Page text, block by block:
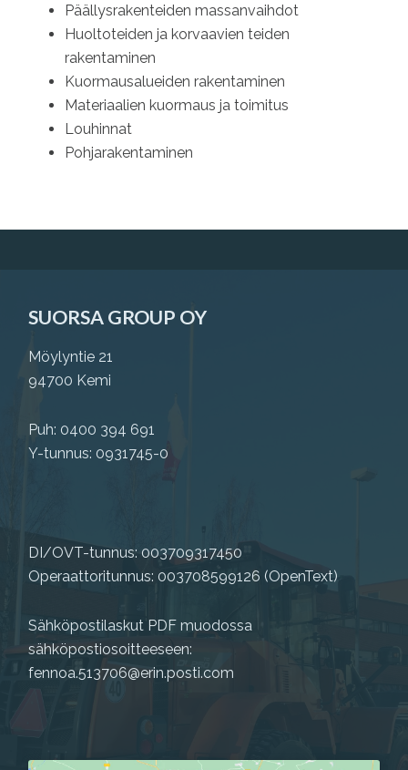
Päällysrakenteiden massanvaihdot
Huoltoteiden ja korvaavien teiden
rakentaminen
Kuormausalueiden rakentaminen
Materiaalien kuormaus ja toimitus
Louhinnat
Pohjarakentaminen
SUORSA GROUP OY
Möylyntie 21
94700 Kemi
Puh: 0400 394 691
Y-tunnus: 0931745-0
DI/OVT-tunnus: 003709317450
Operaattoritunnus: 003708599126 (OpenText)
Sähköpostilaskut PDF muodossa
sähköpostiosoitteeseen:
fennoa.513706@erin.posti.com